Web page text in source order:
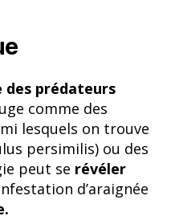
prédateurs
comme des
lesquels on trouve
persimilis) ou des
peut se révéler
d’araignée